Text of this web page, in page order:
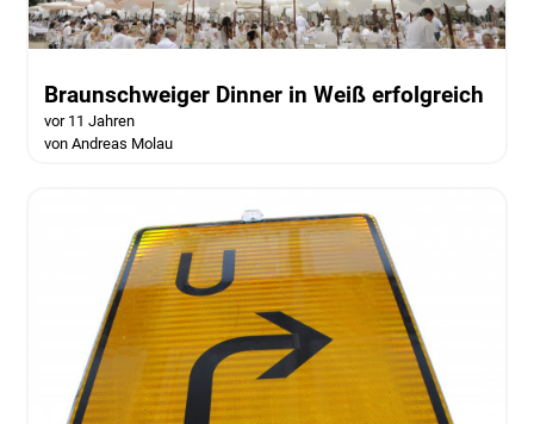
Braunschweiger Dinner in Weiß erfolgreich
vor 11 Jahren
von Andreas Molau